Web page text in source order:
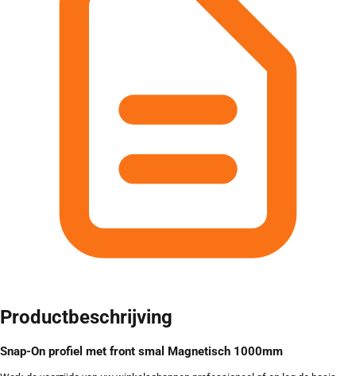
Productbeschrijving
Snap-On profiel met front smal Magnetisch 1000mm